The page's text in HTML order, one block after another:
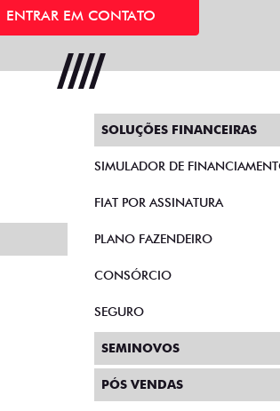
ENTRAR EM CONTATO
SOLUÇÕES FINANCEIRAS
SIMULADOR DE
FIAT POR ASSINATURA
PLANO FAZENDEIRO
CONSÓRCIO
SEGURO
SEMINOVOS
PÓS VENDAS